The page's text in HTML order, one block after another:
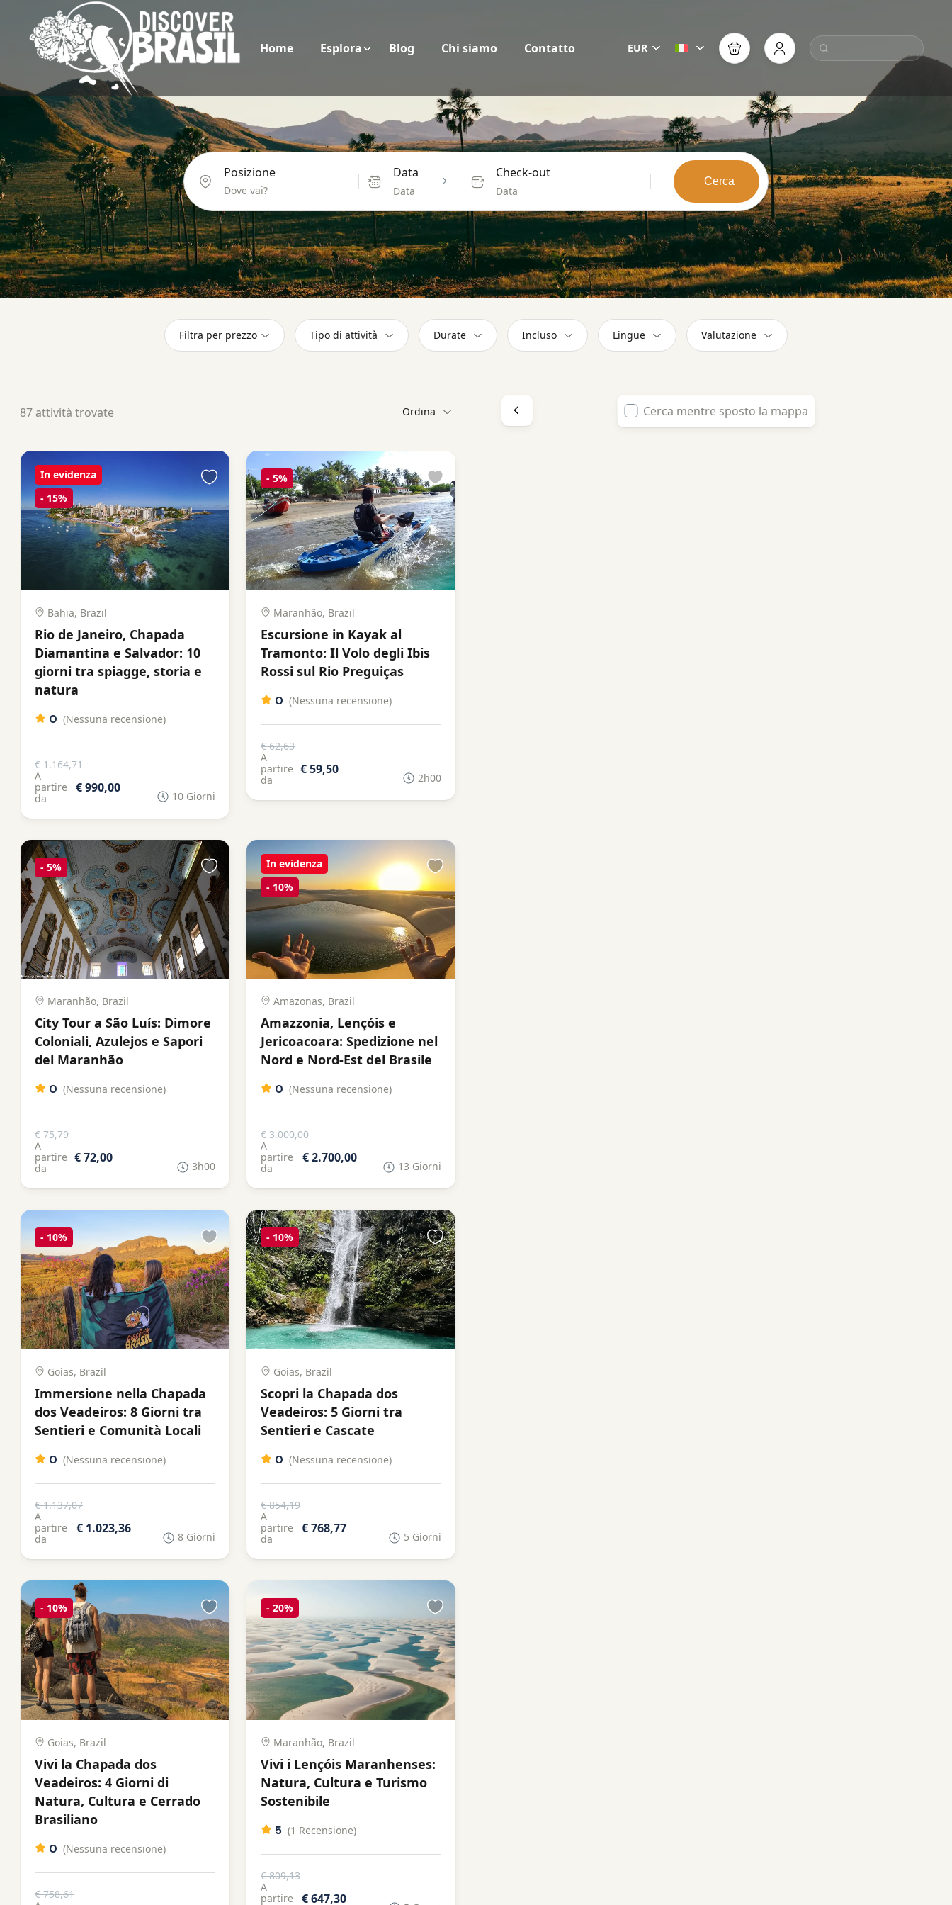
Home Esplora Blog Chi siamo Contatto EUR
Posizione Data
Data
Check-out
Data
Cerca
Filtra per prezzo Tipo di attività Durate Incluso Lingue Valutazione
Ordina
87 attività trovate
In evidenza
- 15%
Bahia, Brazil
Rio de Janeiro, Chapada
Diamantina e Salvador: 10
giorni tra spiagge, storia e
natura
0 (Nessuna recensione)
€ 1.164,71
A
partire
da
€ 990,00
10 Giorni
- 5%
Maranhão, Brazil
Escursione in Kayak al
Tramonto: Il Volo degli Ibis
Rossi sul Rio Preguiças
0 (Nessuna recensione)
€ 62,63
A
partire
da
€ 59,50
2h00
- 5%
Maranhão, Brazil
City Tour a São Luís: Dimore
Coloniali, Azulejos e Sapori
del Maranhão
0 (Nessuna recensione)
€ 75,79
A
partire
da
€ 72,00
3h00
In evidenza
- 10%
Amazonas, Brazil
Amazzonia, Lençóis e
Jericoacoara: Spedizione nel
Nord e Nord-Est del Brasile
0 (Nessuna recensione)
€ 3.000,00
A
partire
da
€ 2.700,00
13 Giorni
- 10%
Goias, Brazil
Immersione nella Chapada
dos Veadeiros: 8 Giorni tra
Sentieri e Comunità Locali
0 (Nessuna recensione)
€ 1.137,07
A
partire
da
€ 1.023,36
8 Giorni
- 10%
Goias, Brazil
Scopri la Chapada dos
Veadeiros: 5 Giorni tra
Sentieri e Cascate
0 (Nessuna recensione)
€ 854,19
A
partire
da
€ 768,77
5 Giorni
- 10%
Goias, Brazil
Vivi la Chapada dos
Veadeiros: 4 Giorni di
Natura, Cultura e Cerrado
Brasiliano
0 (Nessuna recensione)
€ 758,61
- 20%
Maranhão, Brazil
Vivi i Lençóis Maranhenses:
Natura, Cultura e Turismo
Sostenibile
5 (1 Recensione)
€ 809,13
A
partire
€ 647,30
Cerca mentre sposto la mappa